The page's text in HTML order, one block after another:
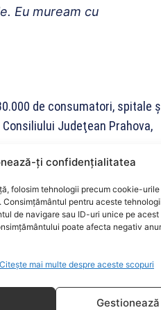
ți confidențialitatea
folosim tehnologii precum cookie-
pentru aceste
de navigare sau ID-uri unice pe acest
poate afecta negativ
Citește mai multe despre aceste scopuri
Eu muream cu
de consumatori, spitale
Judeţean Prahova,
SC Termoficare Prahova SA,
realizarea de reparaţii la
a anunțat rezilierea
caldă minim o lună de